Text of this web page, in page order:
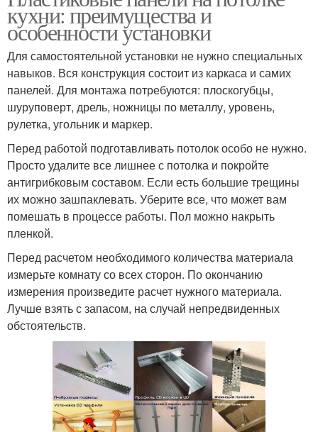
кухни: преимущества и
особенности установки
Для самостоятельной установки не нужно специальных
навыков. Вся конструкция состоит из каркаса и самих
панелей. Для монтажа потребуются: плоскогубцы,
шуруповерт, дрель, ножницы по металлу, уровень,
рулетка, угольник и маркер.
Перед работой подготавливать потолок особо не нужно.
Просто удалите все лишнее с потолка и покройте
антигрибковым составом. Если есть большие трещины
их можно зашпаклевать. Уберите все, что может вам
помешать в процессе работы. Пол можно накрыть
пленкой.
Перед расчетом необходимого количества материала
измерьте комнату со всех сторон. По окончанию
измерения произведите расчет нужного материала.
Лучше взять с запасом, на случай непредвиденных
обстоятельств.